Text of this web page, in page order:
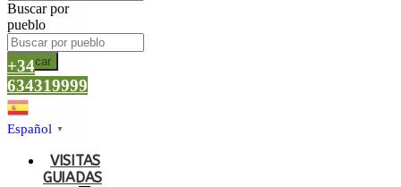
Buscar por
pueblo
Buscar
+34
634319999
Español ▼
VISITAS
GUIADAS